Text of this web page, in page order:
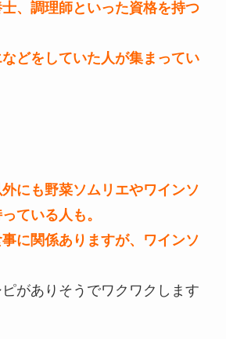
、調理師といった資格を持つ
どをしていた人が集まってい
にも野菜ソムリエやワインソ
ている人も。
に関係ありますが、ワインソ
がありそうでワクワクします